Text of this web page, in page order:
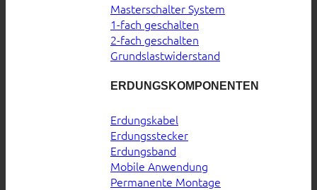
Masterschalter System
1-fach geschalten
2-fach geschalten
Grundslastwiderstand
ERDUNGSKOMPONENTEN
Erdungskabel
Erdungsstecker
Erdungsband
Mobile Anwendung
Permanente Montage